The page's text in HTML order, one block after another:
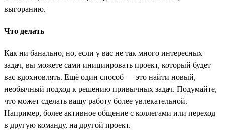
выгоранию.
Что делать
Как ни банально, но, если у вас не так много интересных
задач, вы можете сами инициировать проект, который будет
вас вдохновлять. Ещё один способ — это найти новый,
необычный подход к решению привычных задач. Подумайте,
что может сделать вашу работу более увлекательной.
Например, более активное общение с коллегами или переход
в другую команду, на другой проект.